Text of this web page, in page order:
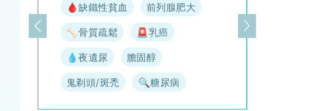
上一頁
🩸缺鐵性貧血 前列腺肥大
🦴骨質疏鬆 🚨乳癌
💧夜遺尿 膽固醇
鬼剃頭/斑禿 🔍糖尿病
下一頁